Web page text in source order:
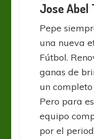
Jose Abel
Pepe
una nueva
Fútbol.
ganas de
un
Pero para
equipo
por el